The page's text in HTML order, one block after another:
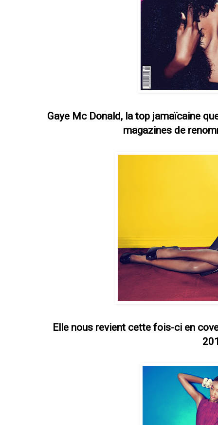
Gaye Mc Donald, la top jamaïcaine
magazines de
Elle nous revient cette fois-ci en